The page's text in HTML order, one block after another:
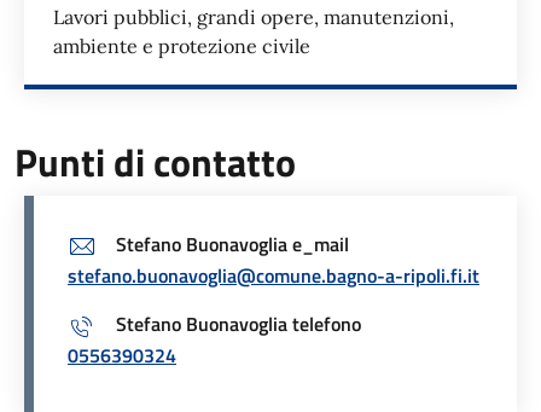
Lavori pubblici, grandi opere, manutenzioni,
ambiente e protezione civile
Punti di contatto
Stefano Buonavoglia e_mail
stefano.buonavoglia@comune.bagno-a-ripoli.fi.it
Stefano Buonavoglia telefono
0556390324